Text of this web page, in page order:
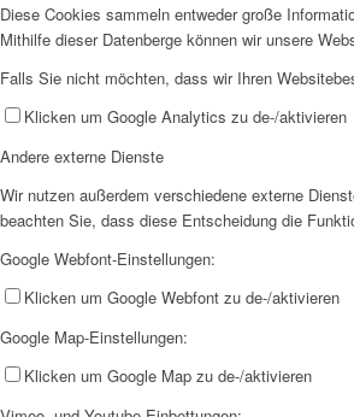
Diese Cookies sammeln entweder große
Mithilfe dieser Datenberge können wir unsere
Falls Sie nicht möchten, dass wir Ihren
Klicken um Google Analytics zu de-/aktivieren
Andere externe Dienste
Wir nutzen außerdem verschiedene externe
beachten Sie, dass diese Entscheidung die
Google Webfont-Einstellungen:
Klicken um Google Webfont zu de-/aktivieren
Google Map-Einstellungen:
Klicken um Google Map zu de-/aktivieren